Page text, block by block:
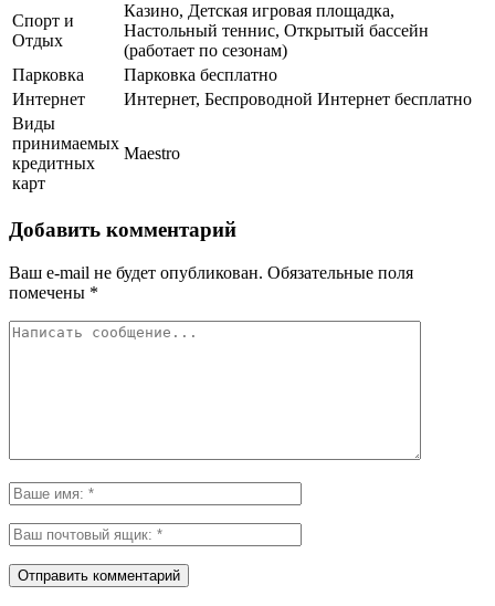
Спорт и
Отдых
Казино, Детская игровая площадка,
Настольный теннис, Открытый бассейн
(работает по сезонам)
Парковка
Парковка бесплатно
Интернет
Интернет, Беспроводной Интернет бесплатно
Виды
принимаемых
кредитных
карт
Maestro
Добавить комментарий
Ваш e-mail не будет опубликован. Обязательные поля
помечены *